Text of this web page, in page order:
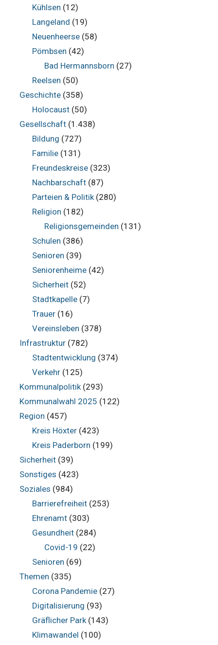
Kühlsen (12)
Langeland (19)
Neuenheerse(58)
Pömbsen (42)
Bad Hermannsborn (27)
Reelsen (50)
Geschichte (358)
Holocaust(50)
Gesellschaft (1.438)
Bildung (727)
Familie(131)
Freundeskreise(323)
Nachbarschaft(87)
Parteien & Politik(280)
Religion (182)
Religionsgemeinden (131)
Schulen (386)
Senioren (39)
Seniorenheime(42)
Sicherheit(52)
Stadtkapelle(7)
Trauer(16)
Vereinsleben (378)
Infrastruktur (782)
Stadtentwicklung (374)
Verkehr(125)
Kommunalpolitik(293)
Kommunalwahl 2025 (122)
Region (457)
Kreis Höxter(423)
Kreis Paderborn (199)
Sicherheit (39)
Sonstiges (423)
Soziales (984)
Barrierefreiheit(253)
Ehrenamt(303)
Gesundheit(284)
Covid-19 (22)
Senioren (69)
Themen (335)
Corona Pandemie(27)
Digitalisierung (93)
Gräflicher Park(143)
Klimawandel (100)